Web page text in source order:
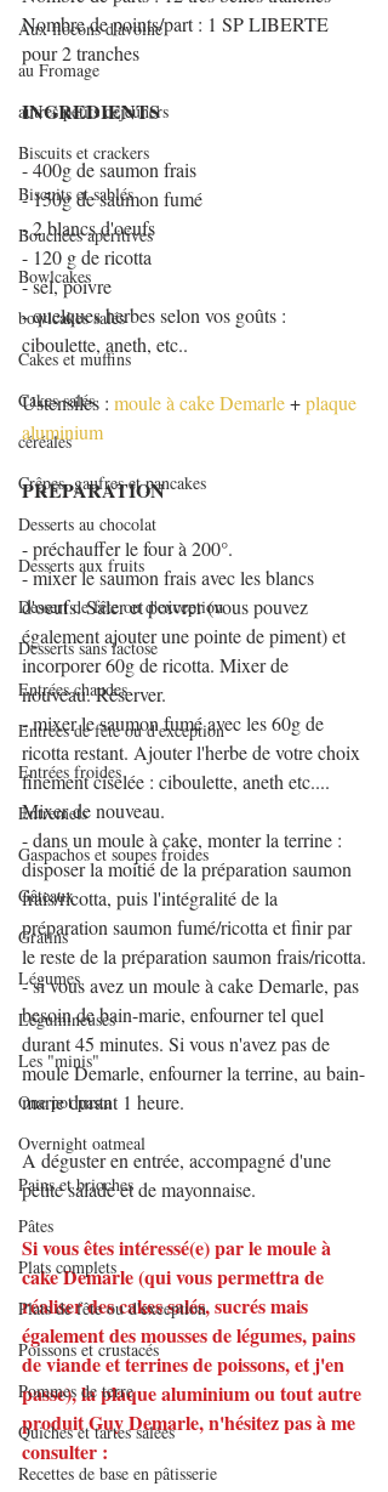
Aux flocons d'avoine
au Fromage
autres petits déjeuners
Biscuits et crackers
Biscuits et sablés
Bouchées apéritives
Bowlcakes
bowlcakes salés
Cakes et muffins
Cakes salés
céréales
Crêpes, gaufres et pancakes
Desserts au chocolat
Desserts aux fruits
Dessert de fête ou d'exception
Desserts sans lactose
Entrées chaudes
Entrées de fête ou d'exception
Entrées froides
Entremets
Gaspachos et soupes froides
Gâteaux
Gratins
Légumes
Légumineuses
Les "minis"
One pot pasta
Overnight oatmeal
Pains et brioches
Pâtes
Plats complets
Plats de fête ou d'exception
Poissons et crustacés
Pommes de terre
Quiches et tartes salées
Recettes de base en pâtisserie
Nombre de points/part : 1 SP LIBERTE
pour 2 tranches
INGREDIENTS
- 400g de saumon frais
- 150g de saumon fumé
- 2 blancs d'oeufs
- 120 g de ricotta
- sel, poivre
- quelques herbes selon vos goûts :
ciboulette, aneth, etc..
Ustensiles : moule à cake Demarle + plaque
aluminium
PREPARATION
- préchauffer le four à 200°.
- mixer le saumon frais avec les blancs
d'oeufs. Saler et poivrer (vous pouvez
également ajouter une pointe de piment) et
incorporer 60g de ricotta. Mixer de
nouveau. Réserver.
- mixer le saumon fumé avec les 60g de
ricotta restant. Ajouter l'herbe de votre choix
finement ciselée : ciboulette, aneth etc....
Mixer de nouveau.
- dans un moule à cake, monter la terrine :
disposer la moitié de la préparation saumon
frais/ricotta, puis l'intégralité de la
préparation saumon fumé/ricotta et finir par
le reste de la préparation saumon frais/ricotta.
- si vous avez un moule à cake Demarle, pas
besoin de bain-marie, enfourner tel quel
durant 45 minutes. Si vous n'avez pas de
moule Demarle, enfourner la terrine, au bain-
marie durant 1 heure.
A déguster en entrée, accompagné d'une
petite salade et de mayonnaise.
Si vous êtes intéressé(e) par le moule à
cake Demarle (qui vous permettra de
réaliser des cakes salés, sucrés mais
également des mousses de légumes, pains
de viande et terrines de poissons, et j'en
passe), la plaque aluminium ou tout autre
produit Guy Demarle, n'hésitez pas à me
consulter :